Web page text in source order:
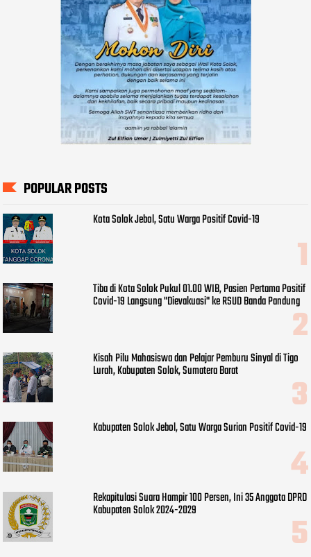
POPULAR POSTS
Kota Solok Jebol, Satu Warga Positif Covid-19
Tiba di Kota Solok Pukul 01.00 WIB, Pasien Pertama Positif
Covid-19 Langsung "Dievakuasi" ke RSUD Banda Pandung
Kisah Pilu Mahasiswa dan Pelajar Pemburu Sinyal di Tigo
Lurah, Kabupaten Solok, Sumatera Barat
Kabupaten Solok Jebol, Satu Warga Surian Positif Covid-19
Rekapitulasi Suara Hampir 100 Persen, Ini 35 Anggota DPRD
Kabupaten Solok 2024-2029